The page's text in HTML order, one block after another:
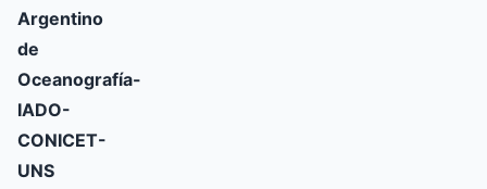
Argentino
de
Oceanografía-
IADO-
CONICET-
UNS